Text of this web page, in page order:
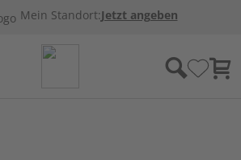
Mein Standort:Jetzt angeben